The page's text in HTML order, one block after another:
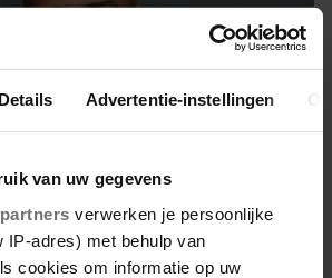
Details Advertentie-instellingen
van uw gegevens
verwerken je persoonlijke
IP-adres) met behulp van
cookies om informatie op uw